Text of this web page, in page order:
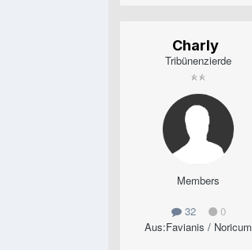
Charly
Tribünenzierde
Members
32
0
Aus:Favianis / Noricum